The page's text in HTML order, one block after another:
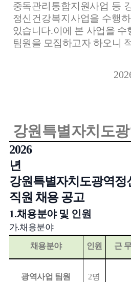
중독관리통합지원사업 등
정신건강복지사업을 수행
있습니다.이에 본 사업을 수
팀원을 모집하고자 하오니
강원특별자치도
2026
년
강원특별자치도광역정
직원 채용 공고
1.채용분야 및 인원
가.채용분야
채용분야 인원 근
광역사업 팀원 2명